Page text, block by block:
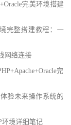
完美环境搭建
境完整搭建教程：一
网络连接
完
验未来操作系统的
环境详细笔记